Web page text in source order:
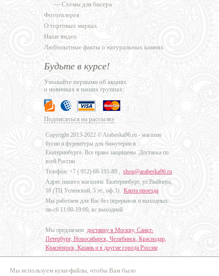
Мы используем куки-файлы, чтобы Вам было
— Схемы для бисера
Фотогалерея
О торговых марках
Наше видео
Любопытные факты о натуральных камнях
Будьте в курсе!
Узнавайте первыми об акциях
и новинках в наших группах:
Подписаться на рассылку
Copyright 2013-2022 © Arabeska96.ru - магазин
бусин и фурнитуры для бижутерии в
Екатеринбурге. Все права защищены. Доставка по
всей России.
Телефон: +7 ( 912) 68-191-89 , shop@arabeska96.ru
Адрес нашего магазина: Екатеринбург, ул.Выйнера,
10 (ТЦ Успенский, 5 эт., оф.3). Карта проезда
Мы работаем для Вас без перерывов и выходных:
пн-сб 11:00-19:00, вс выходной
Мы предлагаем доставку в Москву, Санкт-
Петербург, Новосибирск, Челябинск, Краснодар,
Красноярск, Казань и в другие города России .
Дизайн - Наталья Мальцева